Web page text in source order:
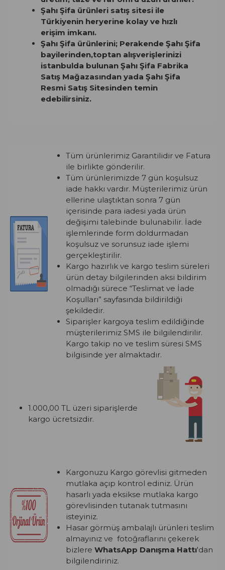
Şahı Şifa ürünleri satış sitesi ile
Türkiyenin heryerine kolay ve hızlı
erişim imkanı.
Şahı Şifa ürünlerini; Perakende Şahı Şifa
bayilerinden,toptan alışverişlerinizi
istanbulda bulunan Şahı Şifa Fabrika
Satış Mağazasından yada Şahı Şifa
Resmi Satış Sitesinden temin
edebilirsiniz.
Tüm ürünlerimiz Garantilidir ve Fatura
ile birlikte gönderilir.
Tüm ürünlerimizde 7 gün koşulsuz
iade hakkı vardır. Müşterilerimiz ürün
ellerine ulaştıktan sonra 7 gün
içerisinde para iadesi yada ürün
değişimi talebinde bulunabilir. İade
işlemlerinde form doldurmadan
koşulsuz ve sorunsuz iade işlemi
gerçekleştirilir.
Kargo hazırlık ve kargo teslim süreleri
ürün detay bilgilerinden aksi bildirim
olmadığı sürece “Teslimat ve İade
Koşulları” sayfasında bildirildiği
şekildedir.
Siparişler kargoya teslim edildiğinde
müşterilerimiz SMS ile bilgilendirilir.
Kargo takip no ve teslim süresi SMS
bilgisinde yer almaktadır.
1.000,00 TL üzeri siparişlerde
kargo ücretsizdir.
Kargonuzu Kargo görevlisi gitmeden
mutlaka açıp kontrol ediniz. Ürün
hasarlı yada eksikse mutlaka kargo
görevlisinden tutanak tutmasını
isteyiniz.
Hasar görmüş ambalajlı ürünleri teslim
almayınız ve fotoğraflarını çekerek
bizlere WhatsApp Danışma Hattı'dan
bilgilendiriniz.